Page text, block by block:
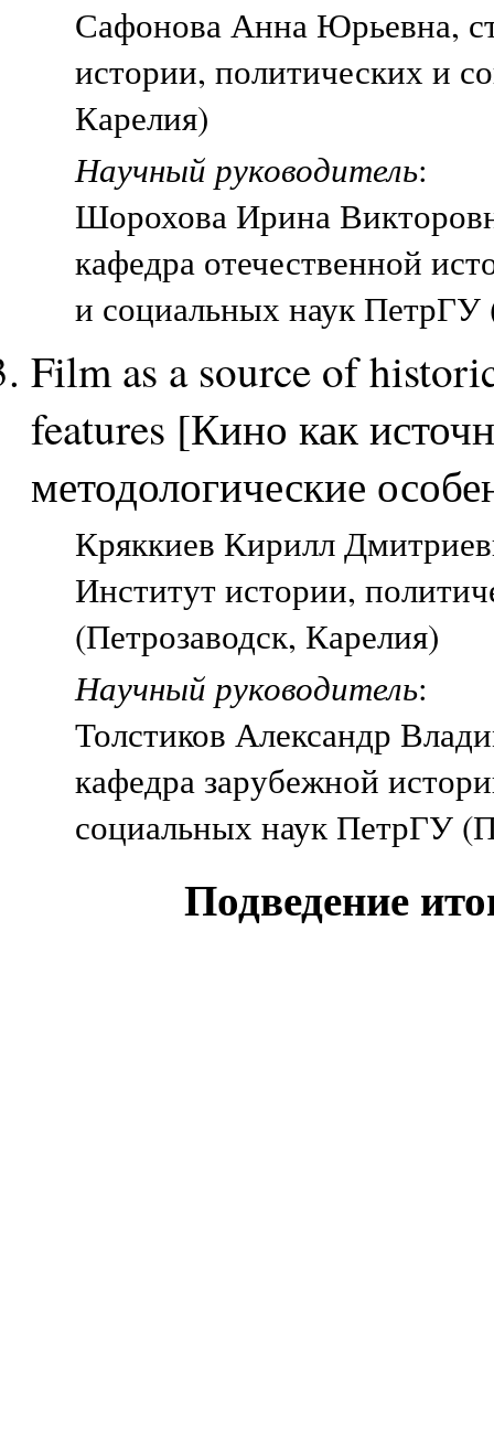
Сафонова Анна Юрьевна,
истории, политических и
Карелия)
Научный руководитель:
Шорохова Ирина
кафедра отечественной
и социальных наук ПетрГУ
Film as a source of
features [Кино как
методологические
Кряккиев Кирилл
Институт истории,
(Петрозаводск, Карелия)
Научный руководитель:
Толстиков Александр
кафедра зарубежной
социальных наук ПетрГУ
Подведение